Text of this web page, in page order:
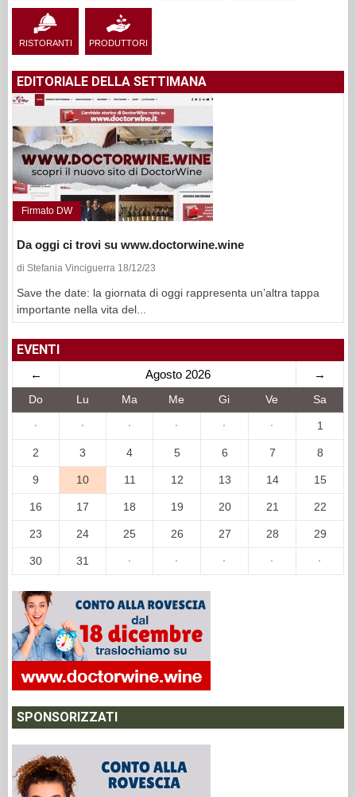
RISTORANTI PRODUTTORI
EDITORIALE DELLA SETTIMANA
Firmato DW
Da oggi ci trovi su www.doctorwine.wine
di Stefania Vinciguerra 18/12/23
Save the date: la giornata di oggi rappresenta un’altra tappa
importante nella vita del...
EVENTI
← Agosto 2026 →
Do Lu Ma Me Gi Ve Sa
· · · · · · 1
2 3 4 5 6 7 8
9 10 11 12 13 14 15
16 17 18 19 20 21 22
23 24 25 26 27 28 29
30 31 · · · · ·
SPONSORIZZATI